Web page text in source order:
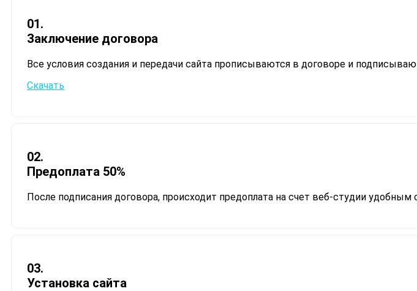
01.
Заключение договора
Все условия создания и передачи сайта прописываются в договоре и
Скачать
02.
Предоплата 50%
После подписания договора, происходит предоплата на счет веб-студии
03.
Установка сайта